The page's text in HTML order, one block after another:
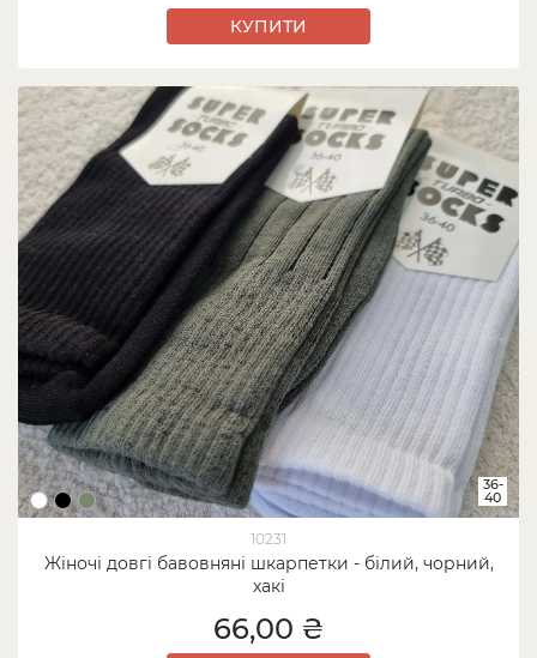
КУПИТИ
10231
Жіночі довгі бавовняні шкарпетки - білий, чорний,
хакі
36-
40
66,00 ₴